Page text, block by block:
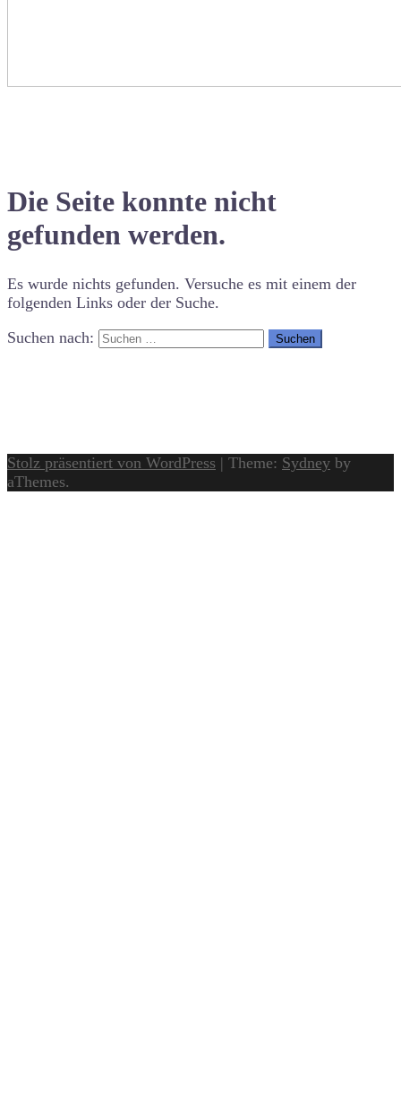
Die Seite konnte nicht
gefunden werden.
Es wurde nichts gefunden. Versuche es mit einem der
folgenden Links oder der Suche.
Suchen nach:
Stolz präsentiert von WordPress | Theme: Sydney by
aThemes.